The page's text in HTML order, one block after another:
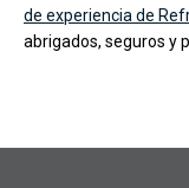
de experiencia de
abrigados, seguros y